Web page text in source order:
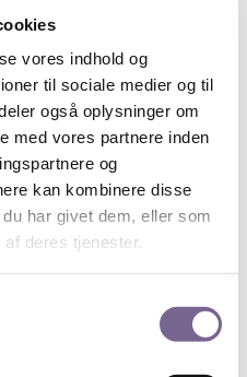
vores indhold og
til sociale medier og til
også oplysninger om
med vores partnere inden
og
kan kombinere disse
har givet dem, eller som
deres tjenester.
og en bestemt
selvstændig
eller blot nysgerrig på
for dig.
sig med
I dag er han
ApS og har igennem